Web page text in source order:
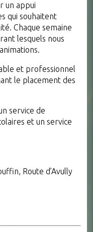
un appui
qui souhaitent
Chaque semaine
lesquels nous
et professionnel
le placement des
service de
et un service
Route d’Avully